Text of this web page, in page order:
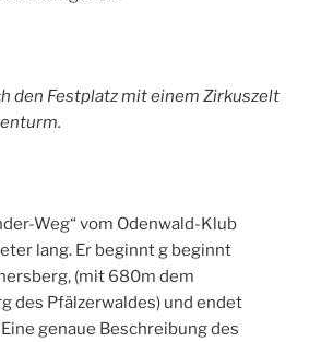
den Festplatz mit einem Zirkuszelt
Weg“ vom Odenwald-Klub
lang. Er beginnt g beginnt
(mit 680m dem
des Pfälzerwaldes) und endet
genaue Beschreibung des